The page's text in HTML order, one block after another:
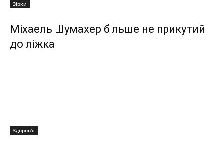
Зірки
Міхаель Шумахер більше не прикутий
до ліжка
Здоров'я